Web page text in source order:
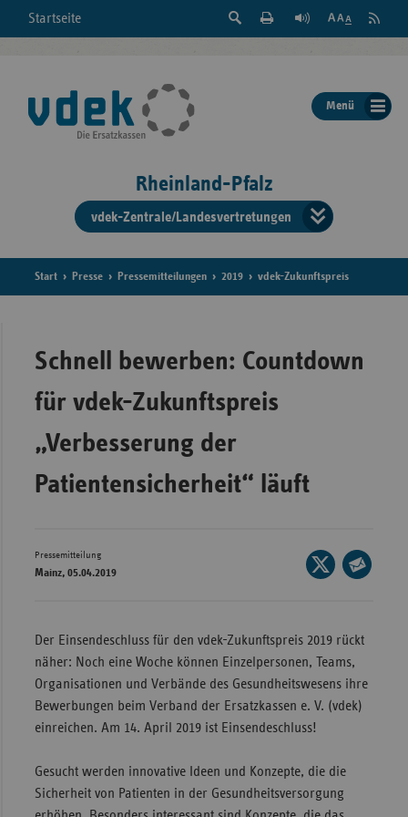
Startseite
Suche
der
Seite
Feed
Menü
Rheinland-Pfalz
vdek-Zentrale/Landesvertretungen
der
Start Presse Pressemitteilungen 2019 vdek-Zukunftspreis
Schnell bewerben: Countdown
für vdek-Zukunftspreis
„Verbesserung der
Patientensicherheit“ läuft
Pressemitteilung
Mainz, 05.04.2019
Seite
auf
E-
Der Einsendeschluss für den vdek-Zukunftspreis 2019 rückt
näher: Noch eine Woche können Einzelpersonen, Teams,
Organisationen und Verbände des Gesundheitswesens ihre
Bewerbungen beim Verband der Ersatzkassen e. V. (vdek)
einreichen. Am 14. April 2019 ist Einsendeschluss!
Gesucht werden innovative Ideen und Konzepte, die die
Sicherheit von Patienten in der Gesundheitsversorgung